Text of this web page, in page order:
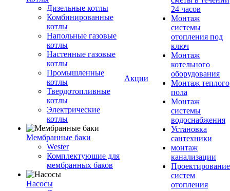
Дизельные котлы
Комбинированные
котлы
Напольные газовые
котлы
Настенные газовые
котлы
Промышленные
котлы
Твердотопливные
котлы
Электрические
котлы
Мембранные баки
Wester
Комплектуюшие для
мембранных баков
Насосы
Акции
24 часов
Монтаж
системы
отопления под
ключ
Монтаж
котельного
оборудования
Монтаж теплого
пола
Монтаж
системы
водоснабжения
Установка
сантехники
монтаж
канализации
Проектирование
систем
отопления